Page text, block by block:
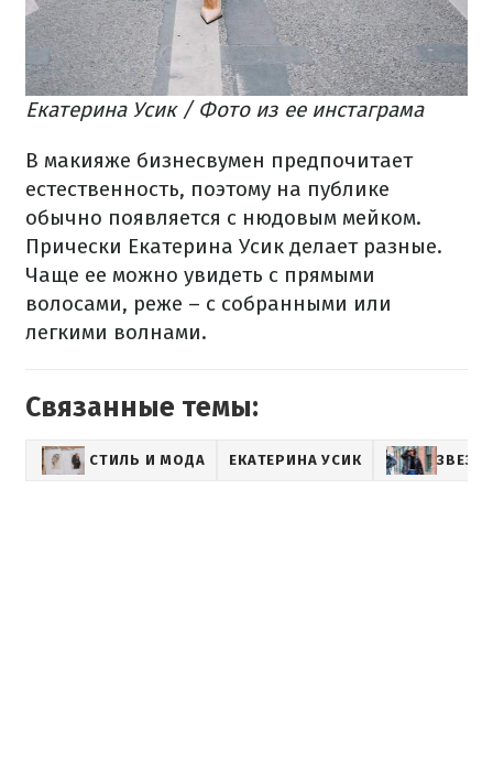
Екатерина Усик / Фото из ее инстаграма
В макияже бизнесвумен предпочитает
естественность, поэтому на публике
обычно появляется с нюдовым мейком.
Прически Екатерина Усик делает разные.
Чаще ее можно увидеть с прямыми
волосами, реже – с собранными или
легкими волнами.
Связанные темы:
СТИЛЬ И МОДА ЕКАТЕРИНА УСИК